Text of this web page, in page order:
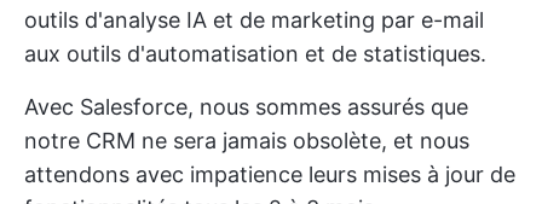
outils d'analyse IA et de marketing par e-mail
aux outils d'automatisation et de statistiques.
Avec Salesforce, nous sommes assurés que
notre CRM ne sera jamais obsolète, et nous
attendons avec impatience leurs mises à jour de